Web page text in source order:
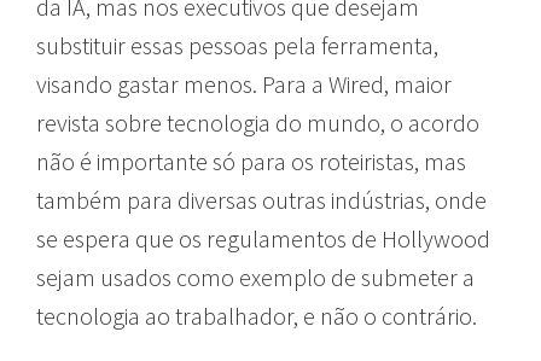
da IA, mas nos executivos que desejam
substituir essas pessoas pela ferramenta,
visando gastar menos. Para a Wired, maior
revista sobre tecnologia do mundo, o acordo
não é importante só para os roteiristas, mas
também para diversas outras indústrias, onde
se espera que os regulamentos de Hollywood
sejam usados como exemplo de submeter a
tecnologia ao trabalhador, e não o contrário.